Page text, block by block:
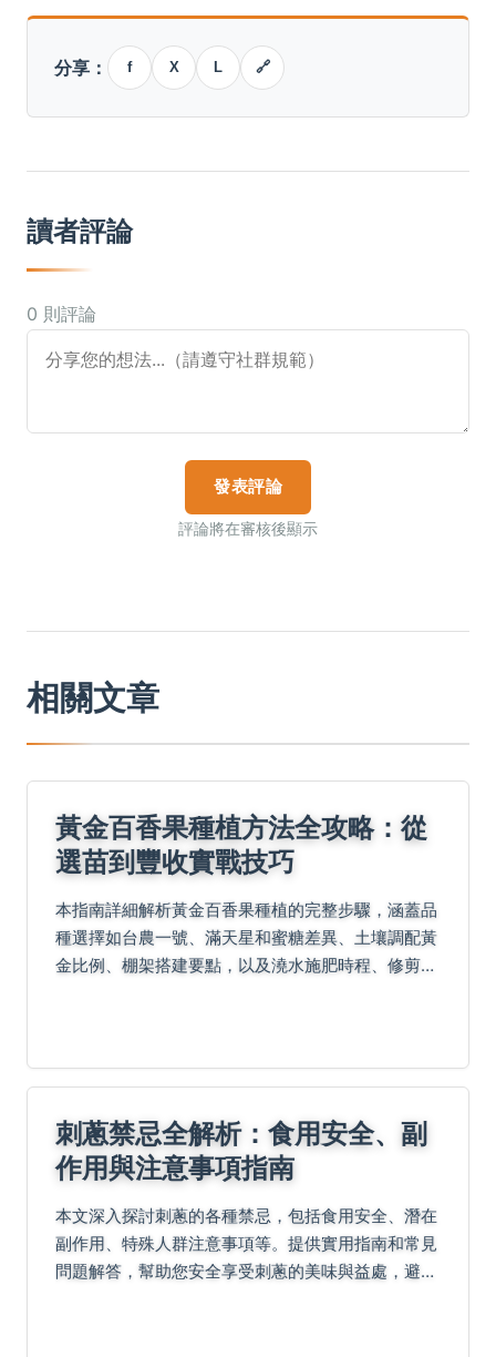
分享： f X L 🔗
讀者評論
0 則評論
發表評論
評論將在審核後顯示
相關文章
黃金百香果種植方法全攻略：從
選苗到豐收實戰技巧
本指南詳細解析黃金百香果種植的完整步驟，涵蓋品
種選擇如台農一號、滿天星和蜜糖差異、土壤調配黃
金比例、棚架搭建要點，以及澆水施肥時程、修剪技
刺蔥禁忌全解析：食用安全、副
作用與注意事項指南
本文深入探討刺蔥的各種禁忌，包括食用安全、潛在
副作用、特殊人群注意事項等。提供實用指南和常見
問題解答，幫助您安全享受刺蔥的美味與益處，避免